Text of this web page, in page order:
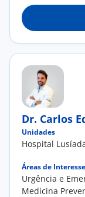
mental;
de outros
na atenção
Dr. Carlos
Unidades
Hospital
Áreas de Interesse
Urgência e
Medicina